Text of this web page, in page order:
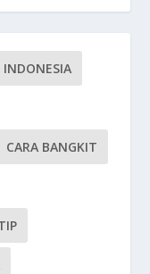
INDONESIA
CARA BANGKIT